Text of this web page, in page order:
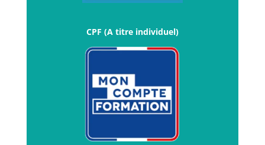
CPF (A titre individuel)